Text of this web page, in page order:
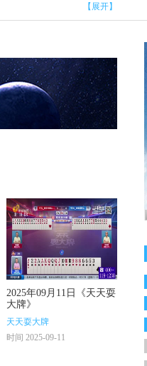
【展开】
2025年09月11日《天天耍
大牌》
天天耍大牌
时间 2025-09-11